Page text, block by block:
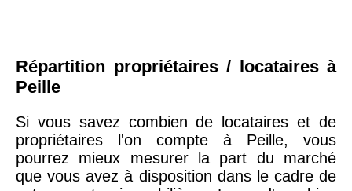
Répartition propriétaires / locataires à
Peille
Si vous savez combien de locataires et de
propriétaires l'on compte à Peille, vous
pourrez mieux mesurer la part du marché
que vous avez à disposition dans le cadre de